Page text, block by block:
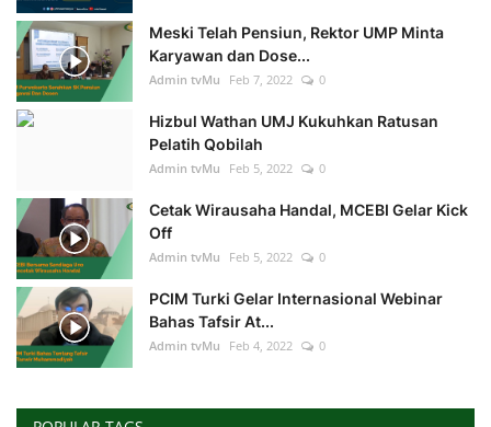
Meski Telah Pensiun, Rektor UMP Minta
Karyawan dan Dose...
Admin tvMu Feb 7, 2022 0
Hizbul Wathan UMJ Kukuhkan Ratusan
Pelatih Qobilah
Admin tvMu Feb 5, 2022 0
Cetak Wirausaha Handal, MCEBI Gelar Kick
Off
Admin tvMu Feb 5, 2022 0
PCIM Turki Gelar Internasional Webinar
Bahas Tafsir At...
Admin tvMu Feb 4, 2022 0